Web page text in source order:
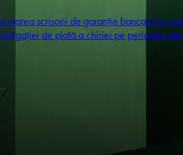
scrisorii de garanție bancară în
de plată a chiriei pe perioada